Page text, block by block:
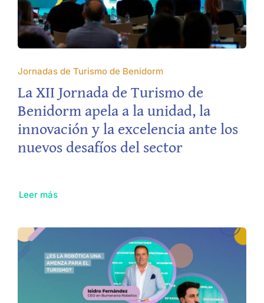
Jornadas de Turismo de Benidorm
La XII Jornada de Turismo de
Benidorm apela a la unidad, la
innovación y la excelencia ante los
nuevos desafíos del sector
Leer más